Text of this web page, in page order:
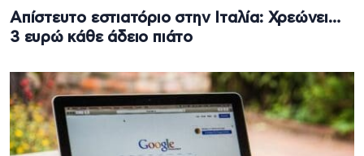
Απίστευτο εστιατόριο στην Ιταλία: Χρεώνει…
3 ευρώ κάθε άδειο πιάτο